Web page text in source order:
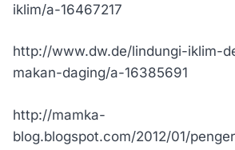
iklim/a-16467217
http://www.dw.de/lindungi-iklim-
makan-daging/a-16385691
http://mamka-
blog.blogspot.com/2012/01/